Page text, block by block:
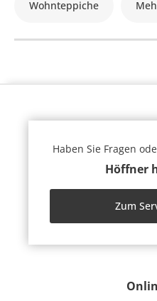
Wohnteppiche
Haben Sie Fragen
Höffner
Zum